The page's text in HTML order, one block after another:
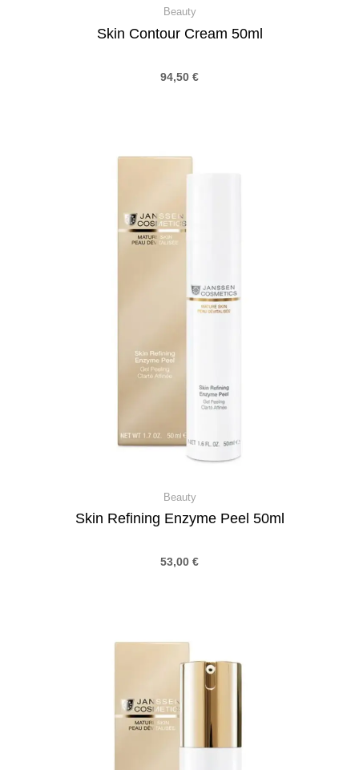
Beauty
Skin Contour Cream 50ml
94,50 €
Beauty
Skin Refining Enzyme Peel 50ml
53,00 €